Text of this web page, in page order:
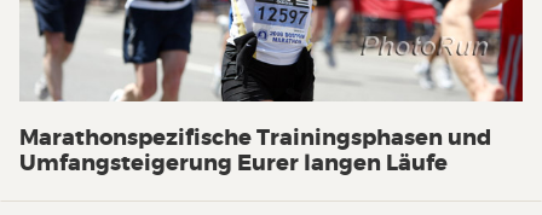
Marathonspezifische Trainingsphasen und
Umfangsteigerung Eurer langen Läufe